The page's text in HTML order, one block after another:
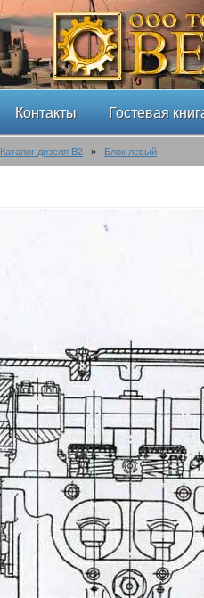
Контакты Гостевая
Каталог дизеля B2 » Блок левый